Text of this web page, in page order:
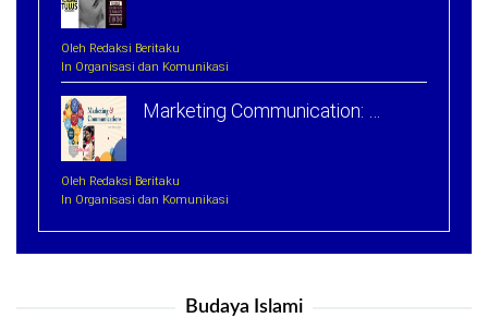
Oleh Redaksi Beritaku
In Organisasi dan Komunikasi
Marketing Communication: …
Oleh Redaksi Beritaku
In Organisasi dan Komunikasi
Budaya Islami